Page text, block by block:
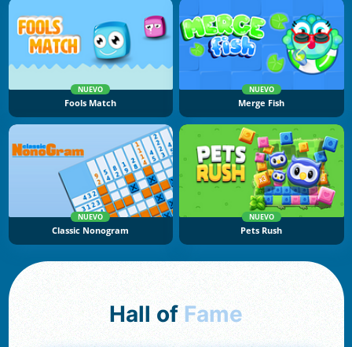
NUEVO
Fools Match
NUEVO
Merge Fish
NUEVO
Classic Nonogram
NUEVO
Pets Rush
Hall of Fame